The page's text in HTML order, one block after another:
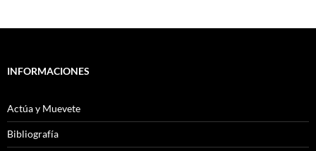
INFORMACIONES
Actúa y Muevete
Bibliografía